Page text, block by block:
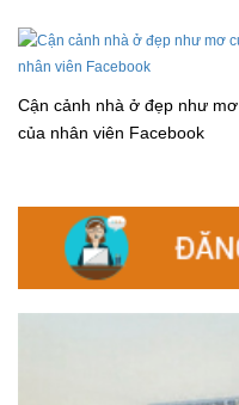
Cận cảnh nhà ở đẹp như mơ
của nhân viên Facebook